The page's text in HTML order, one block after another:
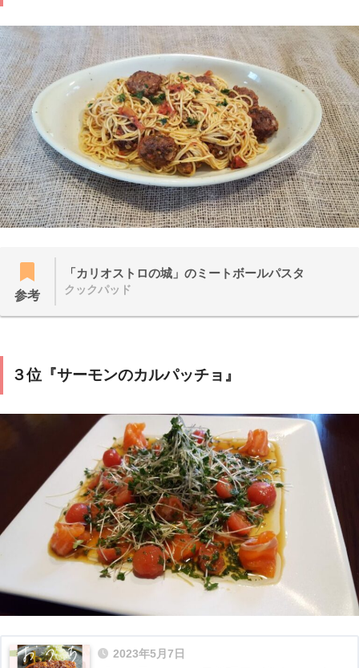
参考
「カリオストロの城」のミートボールパスタ
クックパッド
３位『サーモンのカルパッチョ』
2023年5月7日